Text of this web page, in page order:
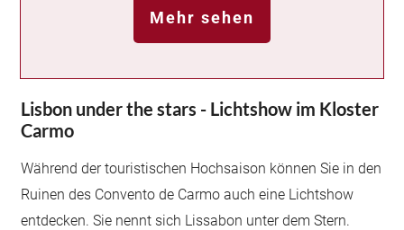
Mehr sehen
Lisbon under the stars - Lichtshow im Kloster
Carmo
Während der touristischen Hochsaison können Sie in den
Ruinen des Convento de Carmo auch eine Lichtshow
entdecken. Sie nennt sich Lissabon unter dem Stern.